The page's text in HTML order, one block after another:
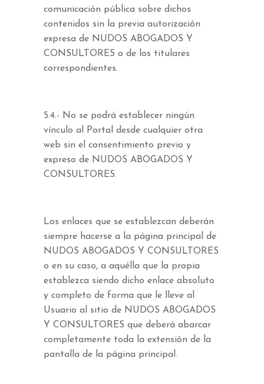
comunicación pública sobre dichos
contenidos sin la previa autorización
expresa de NUDOS ABOGADOS Y
CONSULTORES o de los titulares
correspondientes.
5.4.- No se podrá establecer ningún
vínculo al Portal desde cualquier otra
web sin el consentimiento previo y
expreso de NUDOS ABOGADOS Y
CONSULTORES.
Los enlaces que se establezcan deberán
siempre hacerse a la página principal de
NUDOS ABOGADOS Y CONSULTORES
o en su caso, a aquélla que la propia
establezca siendo dicho enlace absoluto
y completo de forma que le lleve al
Usuario al sitio de NUDOS ABOGADOS
Y CONSULTORES que deberá abarcar
completamente toda la extensión de la
pantalla de la página principal.